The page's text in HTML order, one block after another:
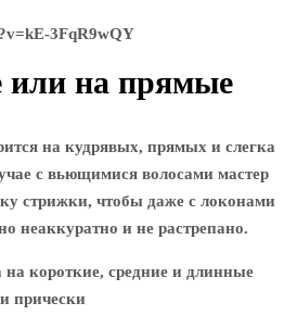
3FqR9wQY
или на прямые
на кудрявых, прямых и слегка
с вьющимися волосами мастер
стрижки, чтобы даже с локонами
неаккуратно и не растрепано.